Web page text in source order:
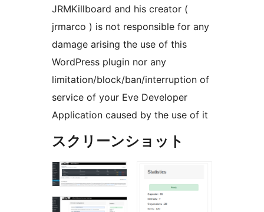
JRMKillboard and his creator (
jrmarco ) is not responsible for any
damage arising the use of this
WordPress plugin nor any
limitation/block/ban/interruption of
service of your Eve Developer
Application caused by the use of it
スクリーンショット